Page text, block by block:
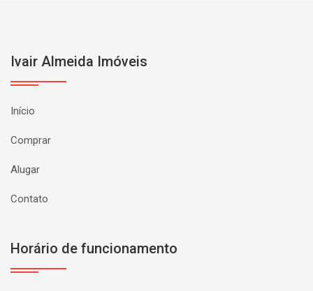
Ivair Almeida Imóveis
Início
Comprar
Alugar
Contato
Horário de funcionamento